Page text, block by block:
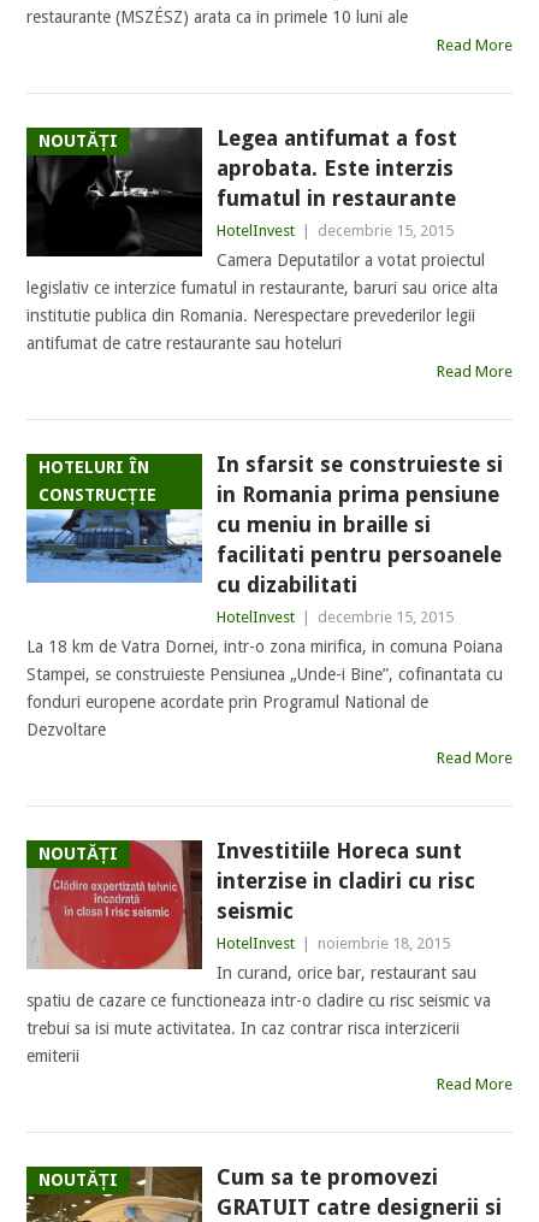
restaurante (MSZÉSZ) arata ca in primele 10 luni ale
Read More
NOUTĂȚI
Legea antifumat a fost
aprobata. Este interzis
fumatul in restaurante
HotelInvest decembrie 15, 2015
Camera Deputatilor a votat proiectul
legislativ ce interzice fumatul in restaurante, baruri sau orice alta
institutie publica din Romania. Nerespectare prevederilor legii
antifumat de catre restaurante sau hoteluri
Read More
HOTELURI ÎN
CONSTRUCȚIE
In sfarsit se construieste si
in Romania prima pensiune
cu meniu in braille si
facilitati pentru persoanele
cu dizabilitati
HotelInvest decembrie 15, 2015
La 18 km de Vatra Dornei, intr-o zona mirifica, in comuna Poiana
Stampei, se construieste Pensiunea „Unde-i Bine”, cofinantata cu
fonduri europene acordate prin Programul National de
Dezvoltare
Read More
NOUTĂȚI
Investitiile Horeca sunt
interzise in cladiri cu risc
seismic
HotelInvest noiembrie 18, 2015
In curand, orice bar, restaurant sau
spatiu de cazare ce functioneaza intr-o cladire cu risc seismic va
trebui sa isi mute activitatea. In caz contrar risca interzicerii
emiterii
Read More
NOUTĂȚI
Cum sa te promovezi
GRATUIT catre designerii si